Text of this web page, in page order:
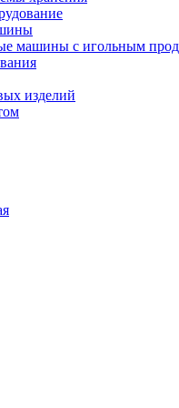
машины с игольным
изделий